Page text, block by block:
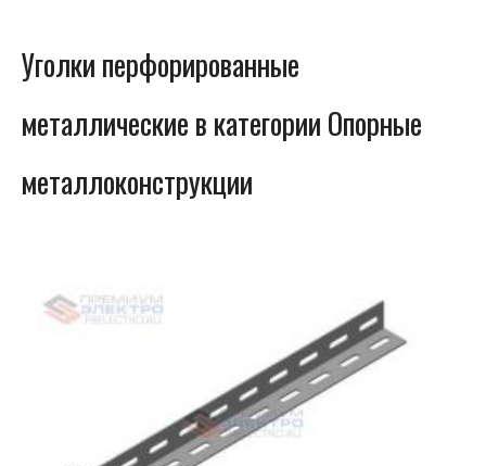
Уголки перфорированные
металлические в категории Опорные
металлоконструкции